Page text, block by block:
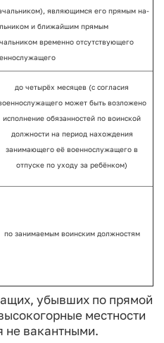
являющимся его прямым на­
и ближайшим прямым
временно отсутствую­щего
до четырёх месяцев (с согласия
может быть возложено
исполнение обязан­ностей по воинской
должности на период нахождения
занимающего её военнослужащего в
отпуске по ухо­ду за ребёнком)
по занимаемым воинским должно­стям
убывших по прямой
местности
не вакантными.